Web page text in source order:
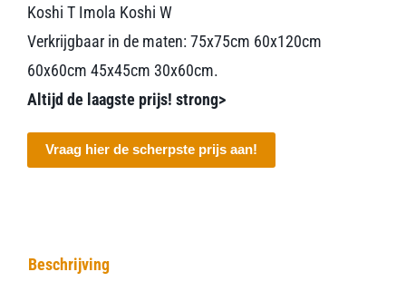
Koshi T Imola Koshi W
Verkrijgbaar in de maten: 75x75cm 60x120cm
60x60cm 45x45cm 30x60cm.
Altijd de laagste prijs! strong>
Vraag hier de scherpste prijs aan!
Beschrijving